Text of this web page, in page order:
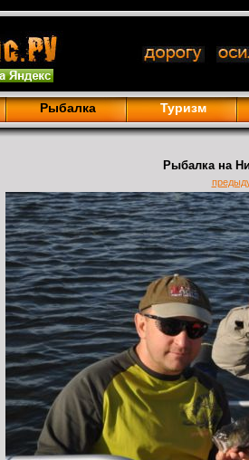
Рыбалка Туризм
Рыбалка на